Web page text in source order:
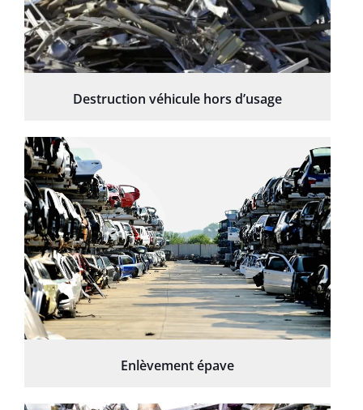
Destruction véhicule hors d’usage
Enlèvement épave